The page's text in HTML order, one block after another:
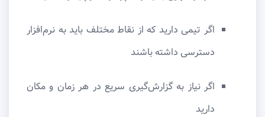
اگر تیمی دارید که از نقاط مختلف باید به نرم‌افزار
دسترسی داشته باشند
اگر نیاز به گزارش‌گیری سریع در هر زمان و مکان
دارید